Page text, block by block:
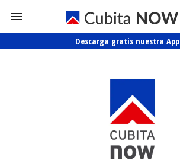
Descarga gratis nuestra App